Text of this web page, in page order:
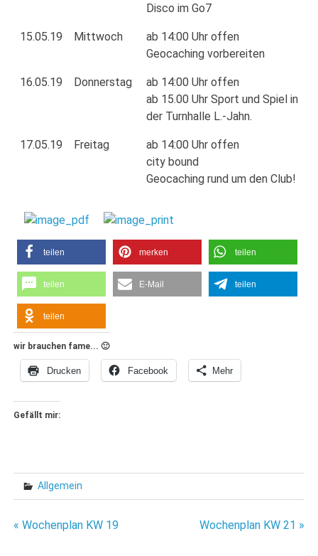
Disco im Go7
15.05.19 Mittwoch
ab 14:00 Uhr offen
Geocaching vorbereiten
16.05.19 Donnerstag
ab 14:00 Uhr offen
ab 15.00 Uhr Sport und Spiel in
der Turnhalle L.-Jahn.
17.05.19 Freitag
ab 14:00 Uhr offen
city bound
Geocaching rund um den Club!
teilen merken teilen
teilen E-Mail teilen
teilen
wir brauchen fame... 🙂
Drucken Facebook Mehr
Gefällt mir:
Allgemein
Beitragsnavigation
« Wochenplan KW 19 Wochenplan KW 21 »